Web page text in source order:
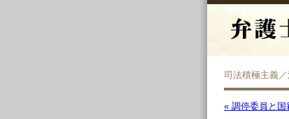
司法積極主義
« 調停委員と国